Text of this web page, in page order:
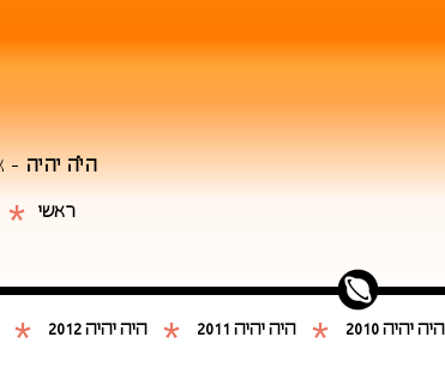
היֹה יהיה -
ראשי *
היה יהיה 2010 * היה יהיה 2011 * היה יהיה 2012 *